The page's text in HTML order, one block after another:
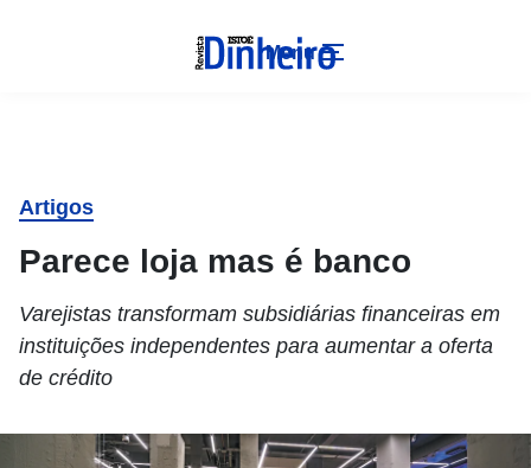
Menu
Artigos
Parece loja mas é banco
Varejistas transformam subsidiárias financeiras em
instituições independentes para aumentar a oferta
de crédito